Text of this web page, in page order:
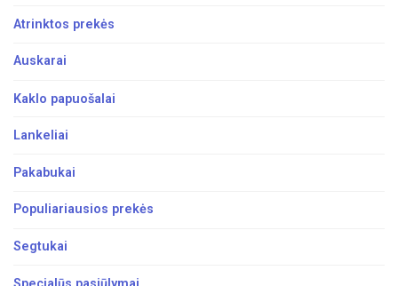
Atrinktos prekės
Auskarai
Kaklo papuošalai
Lankeliai
Pakabukai
Populiariausios prekės
Segtukai